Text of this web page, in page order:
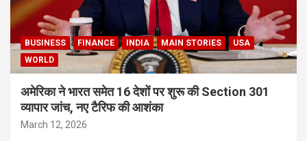
BUSINESS FINANCE INDIA MAIN STORIES
USA
WORLD
अमेरिका ने भारत समेत 16 देशों पर शुरू की Section 301
व्यापार जांच, नए टैरिफ की आशंका
March 12, 2026